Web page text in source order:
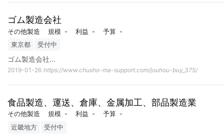
ゴム製造会社
その他製造 規模 - 利益 - 予算 -
東京都
受付中
ゴム製造会社...
2019-01-26 https://www.chusho-ma-support.com/jouhou-buy_375/
食品製造、運送、倉庫、金属加工、部品製造業
その他製造 規模 - 利益 - 予算 -
近畿地方
受付中